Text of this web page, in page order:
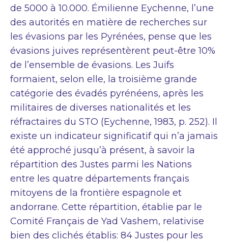
de 5000 à 10.000. Émilienne Eychenne, l’une
des autorités en matière de recherches sur
les évasions par les Pyrénées, pense que les
évasions juives représentèrent peut-être 10%
de l’ensemble de évasions. Les Juifs
formaient, selon elle, la troisième grande
catégorie des évadés pyrénéens, après les
militaires de diverses nationalités et les
réfractaires du STO (Eychenne, 1983, p. 252). Il
existe un indicateur significatif qui n’a jamais
été approché jusqu’à présent, à savoir la
répartition des Justes parmi les Nations
entre les quatre départements français
mitoyens de la frontière espagnole et
andorrane. Cette répartition, établie par le
Comité Français de Yad Vashem, relativise
bien des clichés établis: 84 Justes pour les